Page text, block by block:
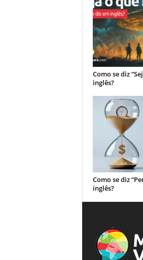
Como se diz
inglês?
Como se diz
inglês?